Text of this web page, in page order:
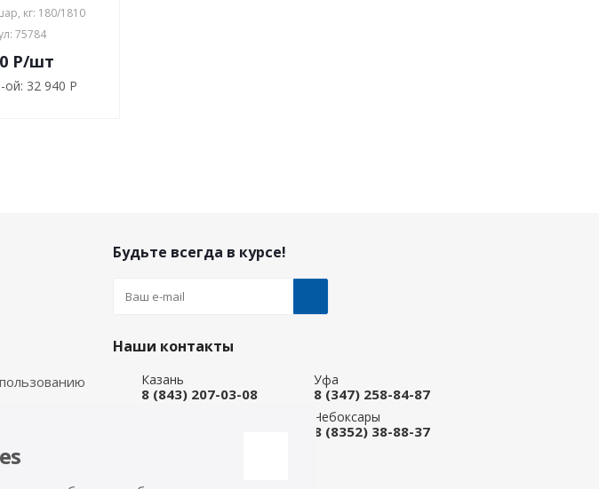
кг: 180/1810
75784
P/шт
ой: 32 940 P
Будьте всегда в курсе!
Наши контакты
Казань
8 (843) 207-03-08
Уфа
8 (347) 258-84-87
Чебоксары
8 (8352) 38-88-37